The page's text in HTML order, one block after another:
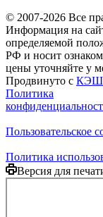
© 2007-2026 Все
Информация на
определяемой
РФ и носит
цены уточняйте у
Продвинуто с
Политика
Пользовательское
Политика
Версия для